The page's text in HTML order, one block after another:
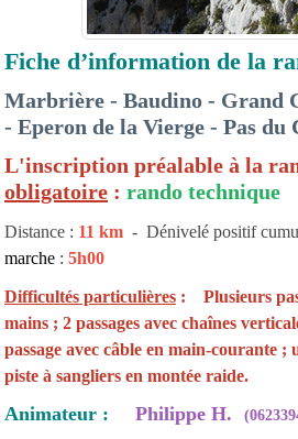
Fiche d’information de la
Marbrière - Baudino - Grand
- Eperon de la Vierge - Pas du
L'inscription préalable à la
obligatoire : rando technique
Distance : 11 km - Dénivelé positif
marche : 5h00
Difficultés particulières : Plusieurs
mains ; 2 passages avec chaînes
passage avec câble en main-courante ;
piste à sangliers en montée raide.
Animateur : Philippe H. (